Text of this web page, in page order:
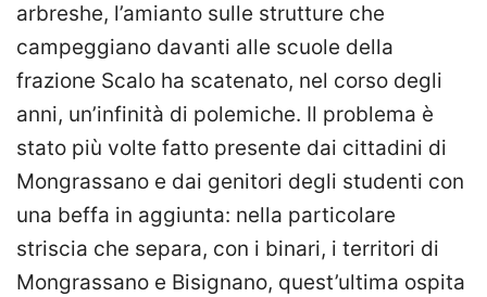
arbreshe, l’amianto sulle strutture che
campeggiano davanti alle scuole della
frazione Scalo ha scatenato, nel corso degli
anni, un’infinità di polemiche. Il problema è
stato più volte fatto presente dai cittadini di
Mongrassano e dai genitori degli studenti con
una beffa in aggiunta: nella particolare
striscia che separa, con i binari, i territori di
Mongrassano e Bisignano, quest’ultima ospita